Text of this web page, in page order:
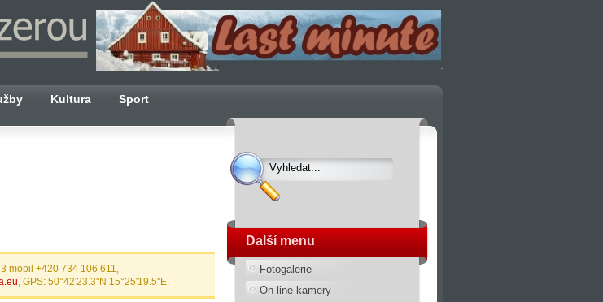
Kultura Sport
mobil +420 734 106 611,
, GPS: 50°42'23.3"N 15°25'19.5"E.
Další menu
Fotogalerie
On-line kamery